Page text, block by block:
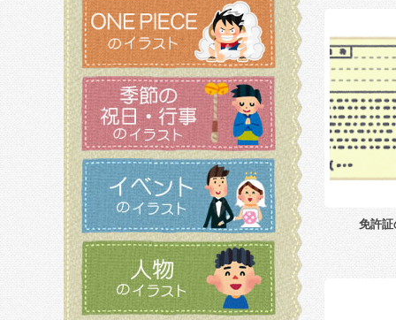
免許証